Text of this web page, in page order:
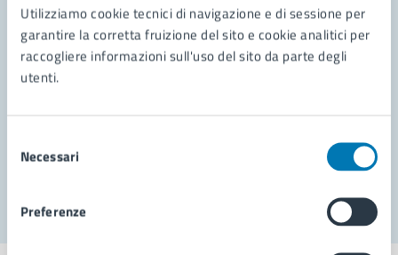
Utilizziamo cookie tecnici di navigazione e di sessione per
garantire la corretta fruizione del sito e cookie analitici per
raccogliere informazioni sull'uso del sito da parte degli
utenti.
delNecessari
Preferenze
Leggi le domande frequenti
Richiedi assistenza
Segnala disservizio